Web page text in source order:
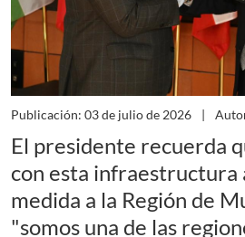
Publicación: 03 de julio de 2026
El presidente recuerda
con esta infraestructura
medida a la Región de
"somos una de las